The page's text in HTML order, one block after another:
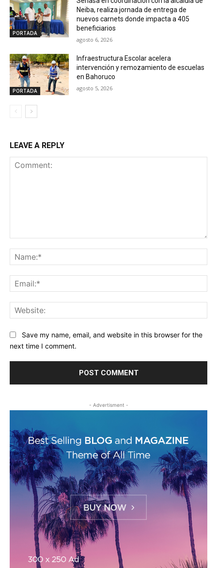
PORTADA
Neiba, realiza jornada de entrega de
nuevos carnets donde impacta a 405
beneficiarios
agosto 6, 2026
PORTADA
Infraestructura Escolar acelera
intervención y remozamiento de escuelas
en Bahoruco
agosto 5, 2026
LEAVE A REPLY
Save my name, email, and website in this browser for the
next time I comment.
- Advertisment -